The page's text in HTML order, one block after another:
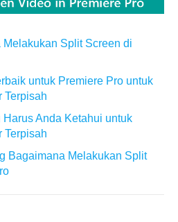
Split Screen di
untuk Premiere Pro untuk
Terpisah
Harus Anda Ketahui untuk
Terpisah
Bagaimana Melakukan Split